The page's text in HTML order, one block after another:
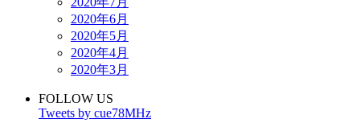
2020年6月
2020年5月
2020年4月
2020年3月
FOLLOW US
Tweets by cue78MHz